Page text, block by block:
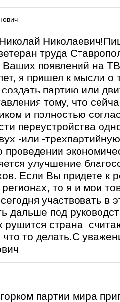
труда
появлений на
я пришел к мысли о
партию или
тому, что
и полностью
переустройства
-или -
проведении
улучшение
Если Вы придете к
регионах, то я и мои
участвовать в
дальше под
рушится страна
то делать.С
партии мира